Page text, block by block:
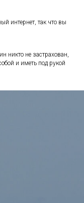
интернет, так что вы
никто не застрахован,
и иметь под рукой